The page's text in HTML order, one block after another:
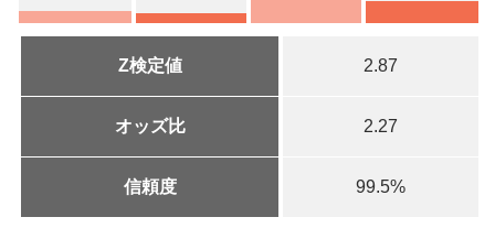
Z検定値 2.87
オッズ比 2.27
信頼度 99.5%